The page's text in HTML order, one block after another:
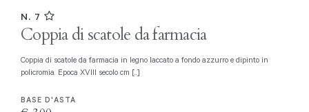
N. 7
Coppia di scatole da farmacia
Coppia di scatole da farmacia in legno laccato a fondo azzurro e dipinto in
policromia. Epoca XVIII secolo cm [..]
BASE D'ASTA